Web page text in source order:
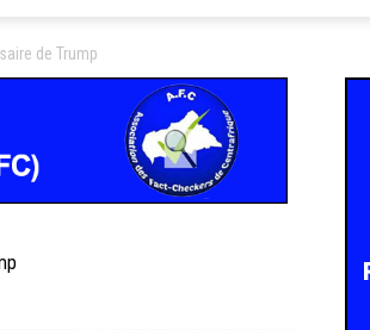
Centrafrique
de Trump